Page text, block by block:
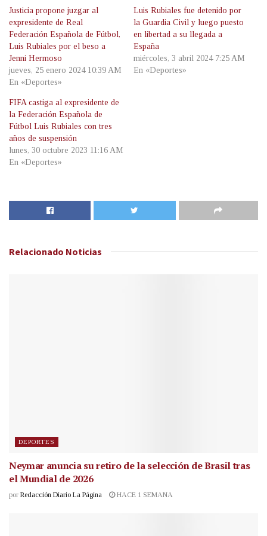
Justicia propone juzgar al
expresidente de Real
Federación Española de Fútbol,
Luis Rubiales por el beso a
Jenni Hermoso
jueves, 25 enero 2024 10:39 AM
En «Deportes»
Luis Rubiales fue detenido por
la Guardia Civil y luego puesto
en libertad a su llegada a
España
miércoles, 3 abril 2024 7:25 AM
En «Deportes»
FIFA castiga al expresidente de
la Federación Española de
Fútbol Luis Rubiales con tres
años de suspensión
lunes, 30 octubre 2023 11:16 AM
En «Deportes»
Relacionado Noticias
DEPORTES
Neymar anuncia su retiro de la selección de Brasil tras
el Mundial de 2026
por Redacción Diario La Página HACE 1 SEMANA